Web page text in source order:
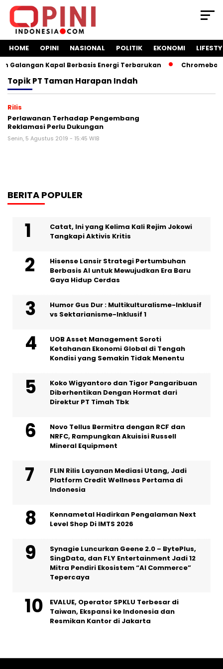
HOME OPINI NASIONAL POLITIK EKONOMI
Galangan Kapal Berbasis Energi Terbarukan
TopikPT Taman Harapan Indah
Rilis
Perlawanan Terhadap Pengembang
Reklamasi Perlu Dukungan
Senin, 5 Agustus 2019 - 15:45 WIB
BERITA POPULER
Catat, Ini yang Kelima Kali Rejim Jokowi
Tangkapi Aktivis Kritis
Hisense Lansir Strategi Pertumbuhan
Berbasis AI untuk Mewujudkan Era Baru
Gaya Hidup Cerdas
Humor Gus Dur : Multikulturalisme-Inklusif
vs Sektarianisme-Inklusif 1
UOB Asset Management Soroti
Ketahanan Ekonomi Global di Tengah
Kondisi yang Semakin Tidak Menentu
Koko Wigyantoro dan Tigor Pangaribuan
Diberhentikan Dengan Hormat dari
Direktur PT Timah Tbk
Novo Tellus Bermitra dengan RCF dan
NRFC, Rampungkan Akuisisi Russell
Mineral Equipment
FLIN Rilis Layanan Mediasi Utang, Jadi
Platform Credit Wellness Pertama di
Indonesia
Kennametal Hadirkan Pengalaman Next
Level Shop Di IMTS 2026
Synagie Luncurkan Geene 2.0 – BytePlus,
SingData, dan FLY Entertainment Jadi 12
Mitra Pendiri Ekosistem “AI Commerce”
Tepercaya
EVALUE, Operator SPKLU Terbesar di
Taiwan, Ekspansi ke Indonesia dan
Resmikan Kantor di Jakarta